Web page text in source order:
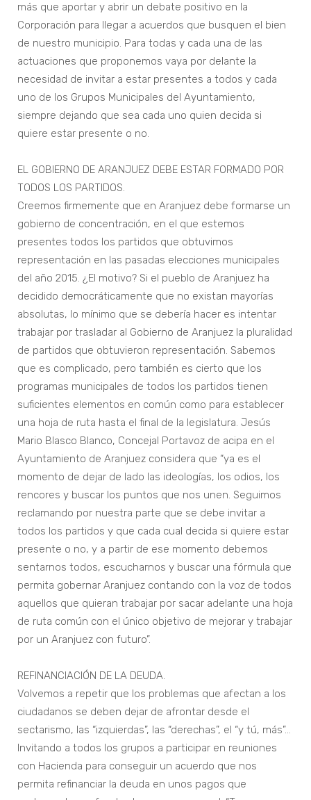
más que aportar y abrir un debate positivo en la
Corporación para llegar a acuerdos que busquen el bien
de nuestro municipio. Para todas y cada una de las
actuaciones que proponemos vaya por delante la
necesidad de invitar a estar presentes a todos y cada
uno de los Grupos Municipales del Ayuntamiento,
siempre dejando que sea cada uno quien decida si
quiere estar presente o no.
EL GOBIERNO DE ARANJUEZ DEBE ESTAR FORMADO POR
TODOS LOS PARTIDOS.
Creemos firmemente que en Aranjuez debe formarse un
gobierno de concentración, en el que estemos
presentes todos los partidos que obtuvimos
representación en las pasadas elecciones municipales
del año 2015. ¿El motivo? Si el pueblo de Aranjuez ha
decidido democráticamente que no existan mayorías
absolutas, lo mínimo que se debería hacer es intentar
trabajar por trasladar al Gobierno de Aranjuez la pluralidad
de partidos que obtuvieron representación. Sabemos
que es complicado, pero también es cierto que los
programas municipales de todos los partidos tienen
suficientes elementos en común como para establecer
una hoja de ruta hasta el final de la legislatura. Jesús
Mario Blasco Blanco, Concejal Portavoz de acipa en el
Ayuntamiento de Aranjuez considera que “ya es el
momento de dejar de lado las ideologías, los odios, los
rencores y buscar los puntos que nos unen. Seguimos
reclamando por nuestra parte que se debe invitar a
todos los partidos y que cada cual decida si quiere estar
presente o no, y a partir de ese momento debemos
sentarnos todos, escucharnos y buscar una fórmula que
permita gobernar Aranjuez contando con la voz de todos
aquellos que quieran trabajar por sacar adelante una hoja
de ruta común con el único objetivo de mejorar y trabajar
por un Aranjuez con futuro”.
REFINANCIACIÓN DE LA DEUDA.
Volvemos a repetir que los problemas que afectan a los
ciudadanos se deben dejar de afrontar desde el
sectarismo, las “izquierdas”, las “derechas”, el “y tú, más”…
Invitando a todos los grupos a participar en reuniones
con Hacienda para conseguir un acuerdo que nos
permita refinanciar la deuda en unos pagos que